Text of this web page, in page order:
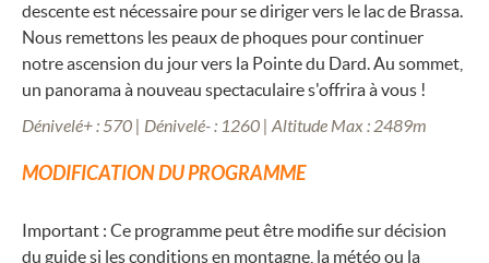
descente est nécessaire pour se diriger vers le lac de Brassa.
Nous remettons les peaux de phoques pour continuer
notre ascension du jour vers la Pointe du Dard. Au sommet,
un panorama à nouveau spectaculaire s'offrira à vous !
Dénivelé+ : 570 | Dénivelé- : 1260 | Altitude Max : 2489m
MODIFICATION DU PROGRAMME
Important : Ce programme peut être modifie sur décision
du guide si les conditions en montagne, la météo ou la